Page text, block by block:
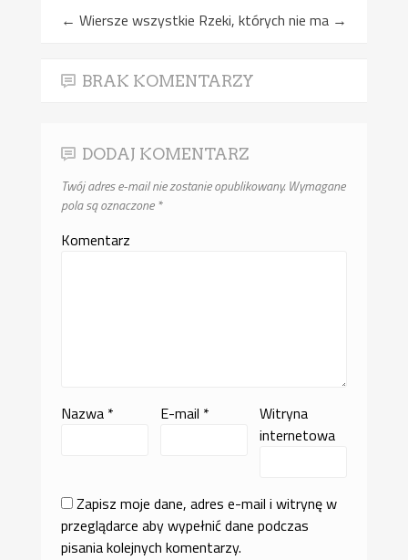
← Wiersze wszystkie Rzeki, których nie ma →
BRAK KOMENTARZY
DODAJ KOMENTARZ
Twój adres e-mail nie zostanie opublikowany.Wymagane
pola są oznaczone*
Komentarz
Nazwa * E-mail *
Witryna
internetowa
Zapisz moje dane, adres e-mail i witrynę w
przeglądarce aby wypełnić dane podczas
pisania kolejnych komentarzy.